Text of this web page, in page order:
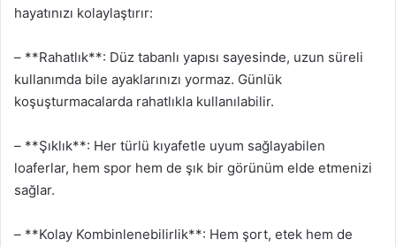
hayatınızı kolaylaştırır:
– **Rahatlık**: Düz tabanlı yapısı sayesinde, uzun süreli
kullanımda bile ayaklarınızı yormaz. Günlük
koşuşturmacalarda rahatlıkla kullanılabilir.
– **Şıklık**: Her türlü kıyafetle uyum sağlayabilen
loaferlar, hem spor hem de şık bir görünüm elde etmenizi
sağlar.
– **Kolay Kombinlenebilirlik**: Hem şort, etek hem de